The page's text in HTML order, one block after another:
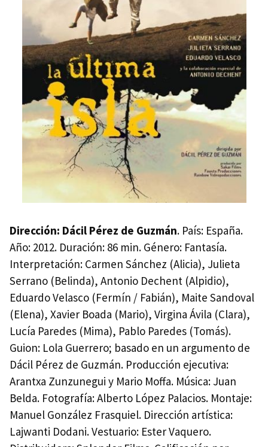
Dirección: Dácil Pérez de Guzmán. País: España.
Año: 2012. Duración: 86 min. Género: Fantasía.
Interpretación: Carmen Sánchez (Alicia), Julieta
Serrano (Belinda), Antonio Dechent (Alpidio),
Eduardo Velasco (Fermín / Fabián), Maite Sandoval
(Elena), Xavier Boada (Mario), Virgina Ávila (Clara),
Lucía Paredes (Mima), Pablo Paredes (Tomás).
Guion: Lola Guerrero; basado en un argumento de
Dácil Pérez de Guzmán. Producción ejecutiva:
Arantxa Zunzunegui y Mario Moffa. Música: Juan
Belda. Fotografía: Alberto López Palacios. Montaje:
Manuel González Frasquiel. Dirección artística:
Lajwanti Dodani. Vestuario: Ester Vaquero.